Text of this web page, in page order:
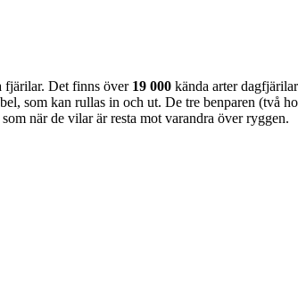
fjärilar. Det finns över 19 000 kända arter
som kan rullas in och ut. De tre benparen
när de vilar är resta mot varandra över ryggen.